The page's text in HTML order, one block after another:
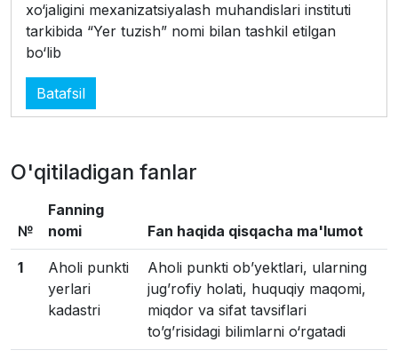
xo‘jaligini mexanizatsiyalash muhandislari instituti
tarkibida “Yer tuzish” nomi bilan tashkil etilgan
bo‘lib
Batafsil
O'qitiladigan fanlar
№
Fanning
nomi
Fan haqida qisqacha ma'lumot
1
Aholi punkti
yerlari
kadastri
Aholi punkti obʼyektlari, ularning
jugʼrofiy holati, huquqiy maqomi,
miqdor va sifat tavsiflari
toʼgʼrisidagi bilimlarni o‘rgatadi